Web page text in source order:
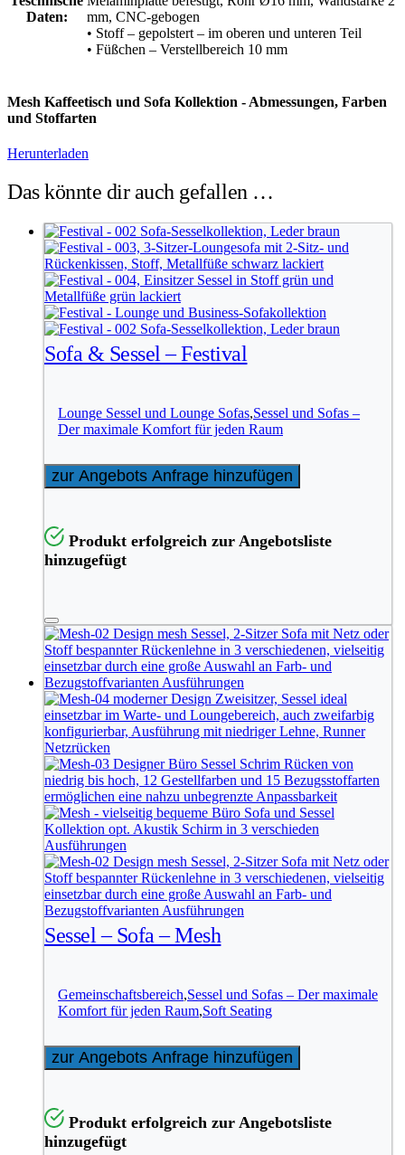
Daten:
mm, CNC-gebogen
• Stoff – gepolstert – im oberen und unteren Teil
• Füßchen – Verstellbereich 10 mm
Mesh Kaffeetisch und Sofa Kollektion - Abmessungen, Farben
und Stoffarten
Herunterladen
Das könnte dir auch gefallen …
Sofa & Sessel – Festival
Lounge Sessel und Lounge Sofas,Sessel und Sofas –
Der maximale Komfort für jeden Raum
zur Angebots Anfrage hinzufügen
Produkt erfolgreich zur Angebotsliste
hinzugefügt
Sessel – Sofa – Mesh
Gemeinschaftsbereich,Sessel und Sofas – Der maximale
Komfort für jeden Raum,Soft Seating
zur Angebots Anfrage hinzufügen
Produkt erfolgreich zur Angebotsliste
hinzugefügt